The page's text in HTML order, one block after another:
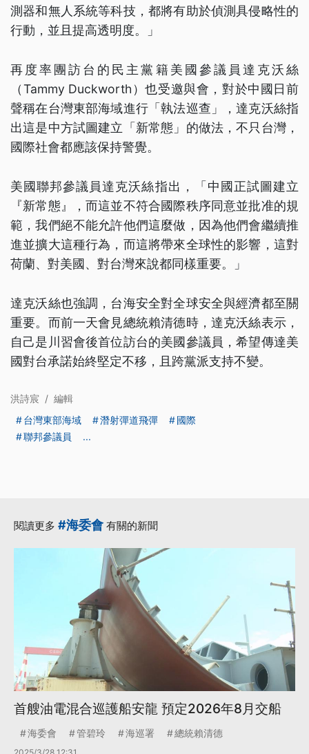
測器和無人系統等科技，都將有助於偵測具侵略性的
行動，並且提高透明度。」
再度率團訪台的民主黨籍美國參議員達克沃絲
（Tammy Duckworth）也受邀與會，對於中國日前
聲稱在台灣東部海域進行「執法巡查」，達克沃絲指
出這是中方試圖建立「新常態」的做法，不只台灣，
國際社會都應該保持警覺。
美國聯邦參議員達克沃絲指出，「中國正試圖建立
『新常態』，而這並不符合國際秩序同意並批准的規
範，我們絕不能允許他們這麼做，因為他們會繼續推
進並擴大這種行為，而這將帶來全球性的影響，這對
荷蘭、對美國、對台灣來說都同樣重要。」
達克沃絲也強調，台海安全對全球安全與經濟都至關
重要。而前一天會見總統賴清德時，達克沃絲表示，
自己是川習會後首位訪台的美國參議員，希望傳達美
國對台承諾始終堅定不移，且跨黨派支持不變。
洪詩宸 / 編輯
台灣東部海域
潛射彈道飛彈
國際
聯邦參議員
...
閱讀更多 #海委會 有關的新聞
首艘油電混合巡護船安龍 預定2026年8月交船
海委會 管碧玲 海巡署 總統賴清德
2025/3/28 12:31